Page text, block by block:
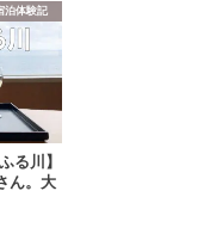
泊体験記
る川】
ん。大